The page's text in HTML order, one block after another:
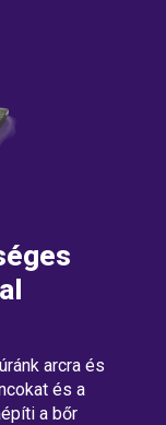
arcra és
és a
a bőr